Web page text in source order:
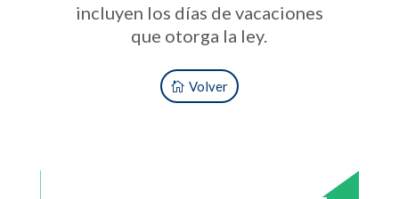
incluyen los días de vacaciones
que otorga la ley.
Volver